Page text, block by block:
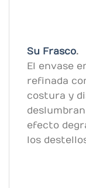
Su Frasco.
El envase
refinada
costura y
efecto
los